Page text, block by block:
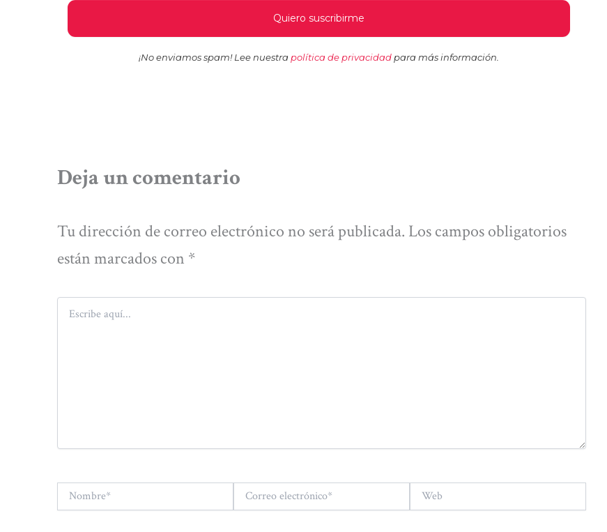
¡No enviamos spam! Lee nuestra política de privacidad para más información.
Deja un comentario
Tu dirección de correo electrónico no será publicada. Los campos obligatorios
están marcados con *
Escribe
aquí...
Nombre*
Correo
electrónico*
Web